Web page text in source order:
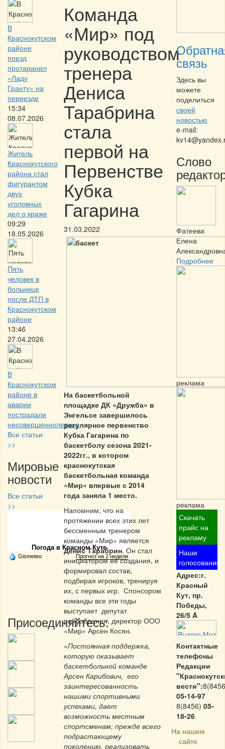
В
Краснокутском
районе
поезд
протаранил
«Ладу
Гранту» на
переезде
15:34
08.07.2026
Житель
Краснокутского
района стал
фигурантом
двух
уголовных
дел о краже
09:29
18.05.2026
Пять
человек в
больнице
после ДТП в
Краснокутском
районе
13:46
27.04.2026
В
Краснокутском
районе в
аварии
пострадали
несовершеннолетние
Все статьи
>>
Мировые
новости
Все статьи
>>
Частная реклама
Погода в Красном Куте
Gismeteo Прогноз на 2 недели
Присоединяйтесь:
Команда
«Мир» под
руководством
тренера
Дениса
Тарабрина
стала
первой на
Первенстве
Кубка
Гагарина
31.03.2022
На баскетбольной
площадке ДК «Дружба» в
Энгельсе завершилось
регулярное первенство
Кубка Гагарина по
баскетболу сезона 2021-
2022гг., в котором
краснокутская
баскетбольная команда
«Мир» впервые с 2014
года заняла 1 место.
Напомним, что на
протяжении всех этих лет
бессменным тренером
команды «Мир» является
Денис Тарабрин. Он стал
инициатором ее создания, и
формировал состав,
подбирая игроков, тренируя
их, с первых игр. Спонсором
команды все эти годы
выступает депутат
райсобрания, директор ООО
«Мир» Арсен Косян.
«Постоянная поддержка,
которую оказывает
баскетбольной команде
Арсен Карибович, его
заинтересованность
нашими спортивными
успехами, дает
возможность местным
спортсменам, прежде всего
подрастающему
поколению, реализовать
связь
Здесь вы
можете
поделиться
своей
новостью
e-mail:
Слово
Фатеева
Елена
Подробнее
реклама
реклама
Скачать
прайс на
рекламу
Наши
голосования
Адрес:г.
Красный
Кут, пр.
Победы,
26/5 A
Контактные
телефоны
Редакции
вести":
05-14-97
8(8456) 05-
18-26
На нашем
сайте